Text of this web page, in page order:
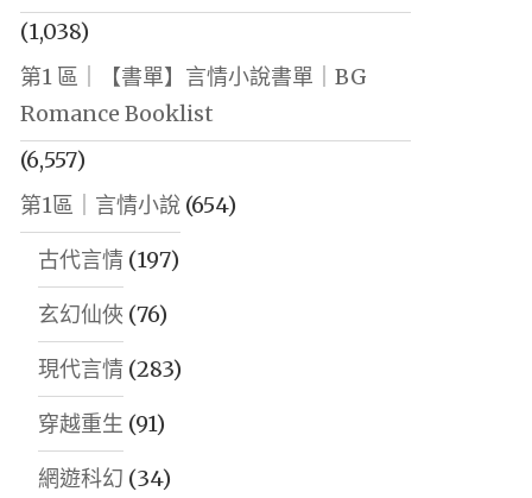
(1,038)
第1 區｜【書單】言情小說書單｜BG
Romance Booklist
(6,557)
第1區｜言情小說(654)
古代言情(197)
玄幻仙俠 (76)
現代言情(283)
穿越重生 (91)
網遊科幻 (34)